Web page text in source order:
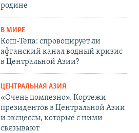
родине
В МИРЕ
Кош-Тепа: спровоцирует ли
афганский канал водный кризис
в Центральной Азии?
ЦЕНТРАЛЬНАЯ АЗИЯ
«Очень помпезно». Кортежи
президентов в Центральной Азии
и эксцессы, которые с ними
связывают